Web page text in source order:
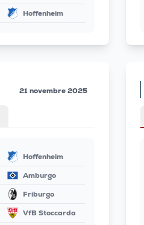
Hoffenheim
21 novembre 2025
Hoffenheim
Amburgo
Friburgo
VfB Stoccarda